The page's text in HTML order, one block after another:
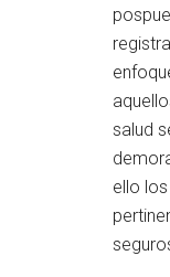
salud
ello